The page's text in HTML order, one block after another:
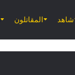
المقاتلون شاهد